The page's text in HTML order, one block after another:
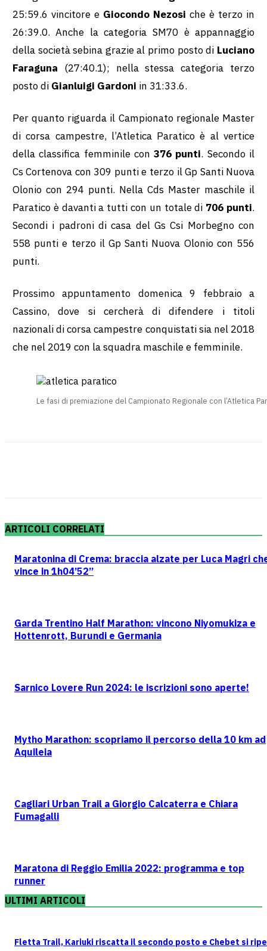
25:59.6 vincitore e Giocondo Nezosi che è terzo in
26:39.0. Anche la categoria SM70 è appannaggio
della società sebina grazie al primo posto di Luciano
Faraguna (27:40.1); nella stessa categoria terzo
posto di Gianluigi Gardoni in 31:33.6.
Per quanto riguarda il Campionato regionale Master
di corsa campestre, l’Atletica Paratico è al vertice
della classifica femminile con376 punti. Secondo il
Cs Cortenova con 309 punti e terzo il Gp Santi Nuova
Olonio con 294 punti. Nella Cds Master maschile il
Paratico è davanti a tutti con un totale di 706 punti.
Secondi i padroni di casa del Gs Csi Morbegno con
558 punti e terzo il Gp Santi Nuova Olonio con 556
punti.
Prossimo appuntamento domenica 9 febbraio a
Cassino, dove si cercherà di difendere i titoli
nazionali di corsa campestre conquistati sia nel 2018
che nel 2019 con la squadra maschile e femminile.
Le fasi di premiazione del Campionato Regionale con l’Atletica
ARTICOLI CORRELATI
Maratonina di Crema: braccia alzate per Luca Magri
vince in 1h04’52”
Garda Trentino Half Marathon: vincono Niyomukiza e
Hottenrott, Burundi e Germania
Sarnico Lovere Run 2024: le iscrizioni sono aperte!
Mytho Marathon: scopriamo il percorso della 10 km ad
Aquileia
Cagliari Urban Trail a Giorgio Calcaterra e Chiara
Fumagalli
Maratona di Reggio Emilia 2022: programma e top
runner
ULTIMI ARTICOLI
Fletta Trail, Kariuki riscatta il secondo posto e Chebet si